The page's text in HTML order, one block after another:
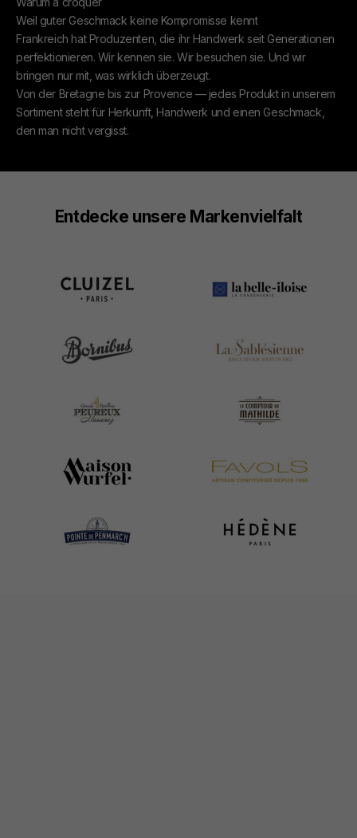
Weil guter Geschmack keine Kompromisse kennt
Frankreich hat Produzenten, die ihr Handwerk seit Generationen
perfektionieren. Wir kennen sie. Wir besuchen sie. Und wir
bringen nur mit, was wirklich überzeugt.
Von der Bretagne bis zur Provence — jedes Produkt in unserem
Sortiment steht für Herkunft, Handwerk und einen Geschmack,
den man nicht vergisst.
Entdecke unsere Markenvielfalt